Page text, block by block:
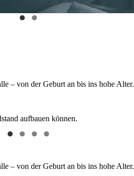
– von der Geburt an bis ins hohe Alter.
aufbauen können.
– von der Geburt an bis ins hohe Alter.